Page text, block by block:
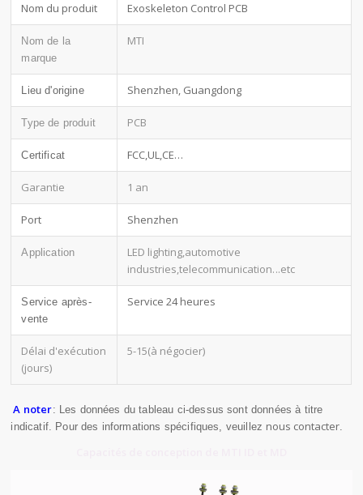
Nom du produit Exoskeleton Control PCB
Nom de la
marque
MTI
Lieu d'origine Shenzhen, Guangdong
Type de produit PCB
Certificat FCC,UL,CE…
Garantie 1 an
Port Shenzhen
Application
LED lighting,automotive
industries,telecommunication...etc
Service après-
vente
Service 24 heures
Délai d'exécution
(jours)
5-15(à négocier)
A noter: Les données du tableau ci-dessus sont données à titre
indicatif. Pour des informations spécifiques, veuillez nous contacter.